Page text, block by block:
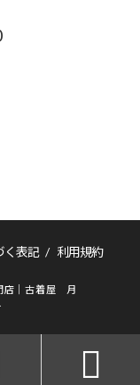
く表記 / 利用規約
店｜古着屋 月
